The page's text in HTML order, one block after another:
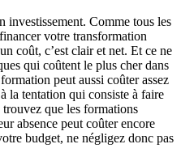
investissement. Comme tous les
votre transformation
coût, c’est clair et net. Et ce ne
qui coûtent le plus cher dans
peut aussi coûter assez
la tentation qui consiste à faire
que les formations
absence peut coûter encore
budget, ne négligez donc pas